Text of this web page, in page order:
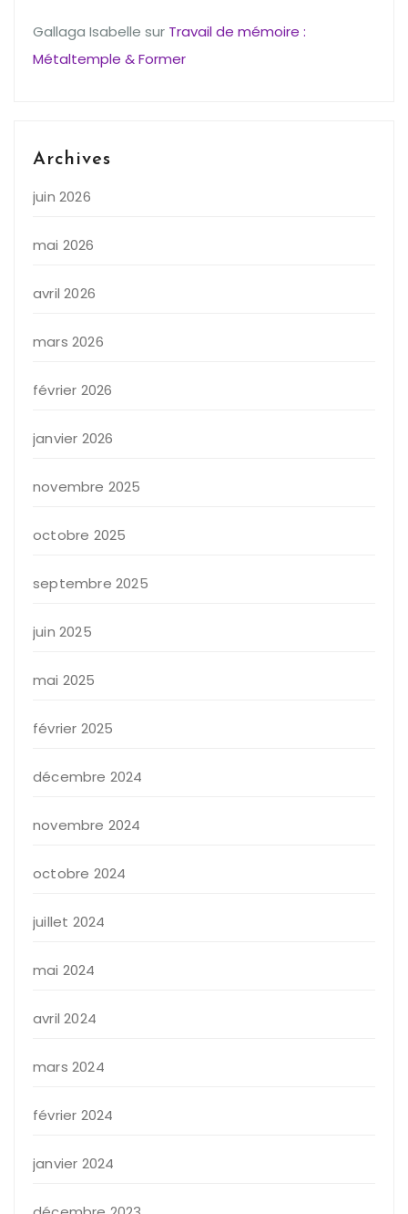
Gallaga Isabelle sur Travail de mémoire :
Métaltemple & Former
Archives
juin 2026
mai 2026
avril 2026
mars 2026
février 2026
janvier 2026
novembre 2025
octobre 2025
septembre 2025
juin 2025
mai 2025
février 2025
décembre 2024
novembre 2024
octobre 2024
juillet 2024
mai 2024
avril 2024
mars 2024
février 2024
janvier 2024